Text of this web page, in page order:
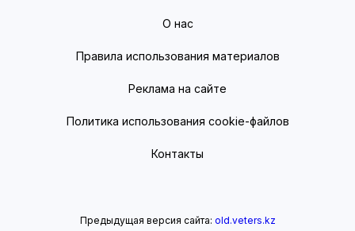
О нас
Правила использования материалов
Реклама на сайте
Политика использования cookie-файлов
Контакты
Предыдущая версия сайта: old.veters.kz